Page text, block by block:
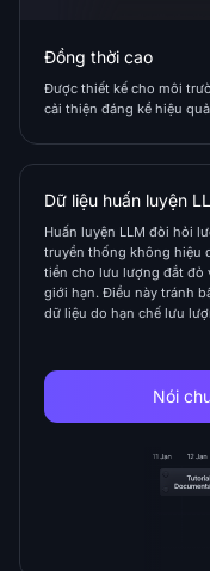
Đồng thời cao
Được thiết kế cho môi
cải thiện đáng kể hiệu
Dữ liệu huấn luyện
Huấn luyện LLM đòi hỏi
truyền thống không hiệu
tiền cho lưu lượng đắt đỏ
giới hạn. Điều này tránh
dữ liệu do hạn chế lưu
Nói